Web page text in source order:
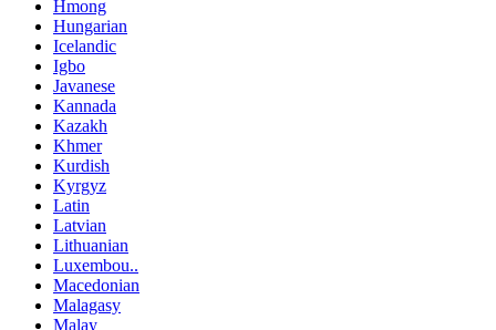
Hmong
Hungarian
Icelandic
Igbo
Javanese
Kannada
Kazakh
Khmer
Kurdish
Kyrgyz
Latin
Latvian
Lithuanian
Luxembou..
Macedonian
Malagasy
Malay